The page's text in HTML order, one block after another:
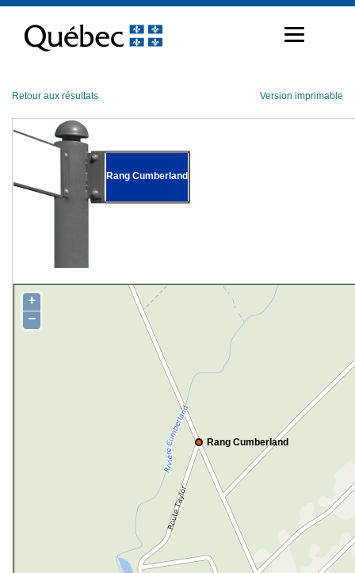
contenu
Retour aux résultats Version imprimable
Rang Cumberland
Rang Cumberland
+
−